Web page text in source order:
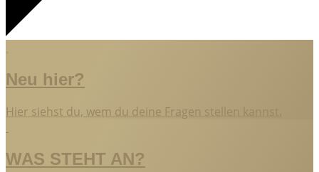
Neu hier?
Hier siehst du, wem du deine Fragen stellen kannst.
WAS STEHT AN?